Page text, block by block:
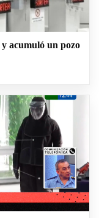
acumuló un pozo